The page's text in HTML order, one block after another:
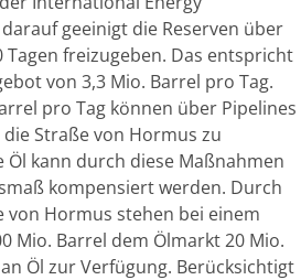
geeinigt die Reserven über
Tagen freizugeben. Das entspricht
von 3,3 Mio. Barrel pro Tag.
pro Tag können über Pipelines
Straße von Hormus zu
Öl kann durch diese Maßnahmen
kompensiert werden. Durch
von Hormus stehen bei einem
Mio. Barrel dem Ölmarkt 20 Mio.
Öl zur Verfügung. Berücksichtigt